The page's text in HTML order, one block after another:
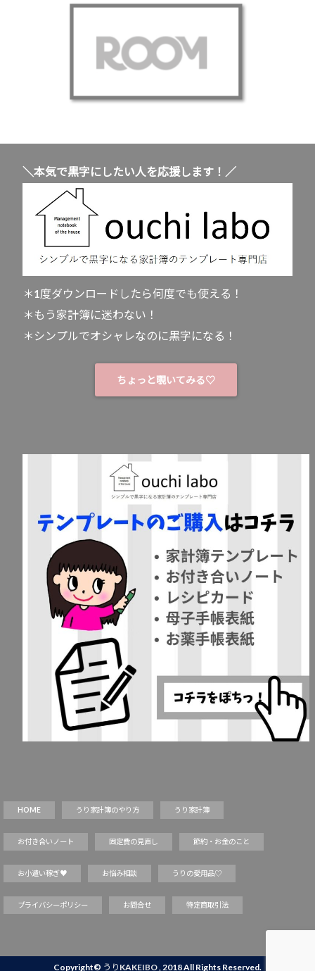
＼本気で黒字にしたい人を応援します！／
＊1度ダウンロードしたら何度でも使える！
＊もう家計簿に迷わない！
＊シンプルでオシャレなのに黒字になる！
ちょっと覗いてみる♡
HOME うり家計簿のやり方 うり家計簿
お付き合いノート 固定費の見直し 節約・お金のこと
お小遣い稼ぎ♥ お悩み相談 うりの愛用品♡
プライバシーポリシー お問合せ 特定商取引法
Copyright© うりKAKEIBO , 2018 All Rights Reserved.